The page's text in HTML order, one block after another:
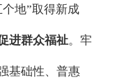
个地”取得新成
进群众福祉。牢
基础性、普惠